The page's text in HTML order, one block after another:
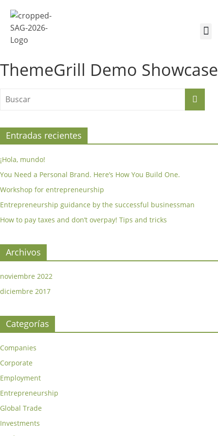
ThemeGrill Demo Showcase
Entradas recientes
¡Hola, mundo!
You Need a Personal Brand. Here’s How You Build One.
Workshop for entrepreneurship
Entrepreneurship guidance by the successful businessman
How to pay taxes and don’t overpay! Tips and tricks
Archivos
noviembre 2022
diciembre 2017
Categorías
Companies
Corporate
Employment
Entrepreneurship
Global Trade
Investments